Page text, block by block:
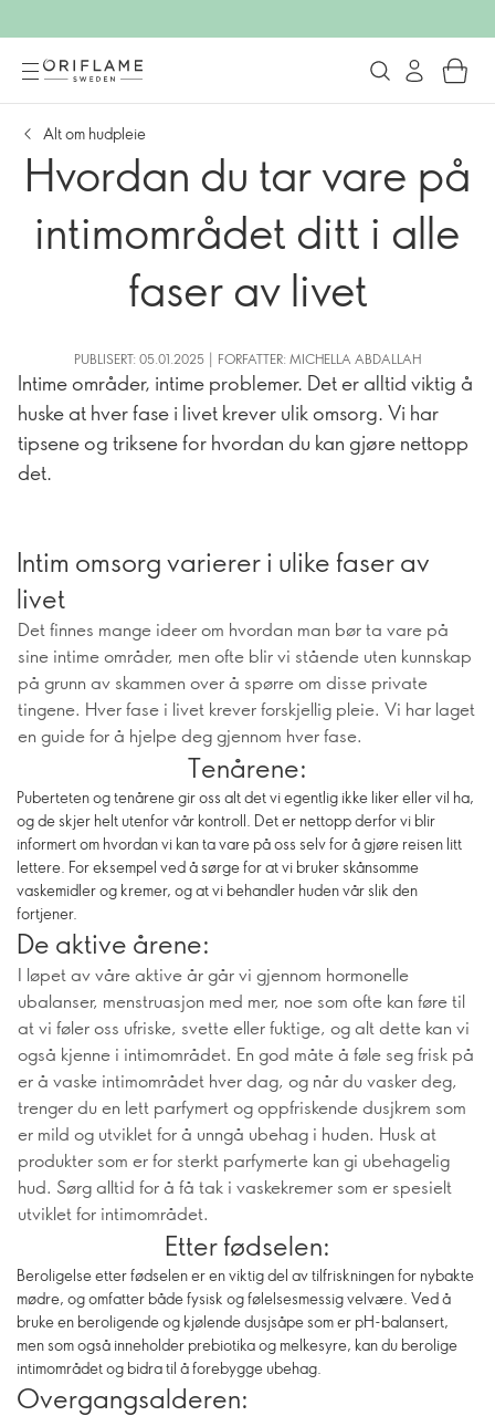
Alt om hudpleie
Hvordan du tar vare på
intimområdet ditt i alle
faser av livet
PUBLISERT: 05.01.2025 | FORFATTER: MICHELLA ABDALLAH
Intime områder, intime problemer. Det er alltid viktig å
huske at hver fase i livet krever ulik omsorg. Vi har
tipsene og triksene for hvordan du kan gjøre nettopp
det.
Intim omsorg varierer i ulike faser av
livet
Det finnes mange ideer om hvordan man bør ta vare på
sine intime områder, men ofte blir vi stående uten kunnskap
på grunn av skammen over å spørre om disse private
tingene. Hver fase i livet krever forskjellig pleie. Vi har laget
en guide for å hjelpe deg gjennom hver fase.
Tenårene:
Puberteten og tenårene gir oss alt det vi egentlig ikke liker eller vil ha,
og de skjer helt utenfor vår kontroll. Det er nettopp derfor vi blir
informert om hvordan vi kan ta vare på oss selv for å gjøre reisen litt
lettere. For eksempel ved å sørge for at vi bruker skånsomme
vaskemidler og kremer, og at vi behandler huden vår slik den
fortjener.
De aktive årene:
I løpet av våre aktive år går vi gjennom hormonelle
ubalanser, menstruasjon med mer, noe som ofte kan føre til
at vi føler oss ufriske, svette eller fuktige, og alt dette kan vi
også kjenne i intimområdet. En god måte å føle seg frisk på
er å vaske intimområdet hver dag, og når du vasker deg,
trenger du en lett parfymert og oppfriskende dusjkrem som
er mild og utviklet for å unngå ubehag i huden. Husk at
produkter som er for sterkt parfymerte kan gi ubehagelig
hud. Sørg alltid for å få tak i vaskekremer som er spesielt
utviklet for intimområdet.
Etter fødselen:
Beroligelse etter fødselen er en viktig del av tilfriskningen for nybakte
mødre, og omfatter både fysisk og følelsesmessig velvære. Ved å
bruke en beroligende og kjølende dusjsåpe som er pH-balansert,
men som også inneholder prebiotika og melkesyre, kan du berolige
intimområdet og bidra til å forebygge ubehag.
Overgangsalderen: